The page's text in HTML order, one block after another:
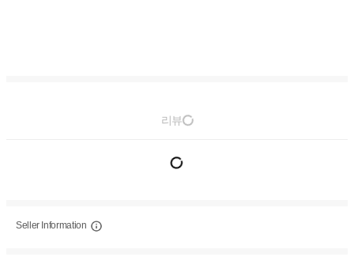
리뷰
Seller Information